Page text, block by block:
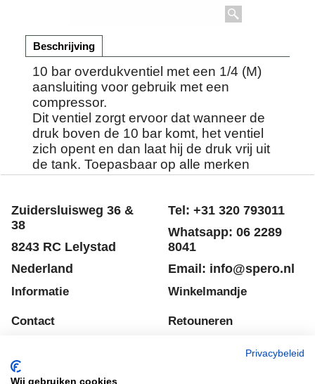
Beschrijving
10 bar overdukventiel met een 1/4 (M)
aansluiting voor gebruik met een
compressor.
Dit ventiel zorgt ervoor dat wanneer de
druk boven de 10 bar komt, het ventiel
zich opent en dan laat hij de druk vrij uit
de tank. Toepasbaar op alle merken
compressors.
Zuidersluisweg 36 &
38
8243 RC Lelystad
Nederland
Informatie
Tel: +31 320 793011
Whatsapp: 06 2289
8041
Email: info@spero.nl
Winkelmandje
Contact
Winkelmandje
Retouneren
Privacybeleid
Wij gebruiken cookies